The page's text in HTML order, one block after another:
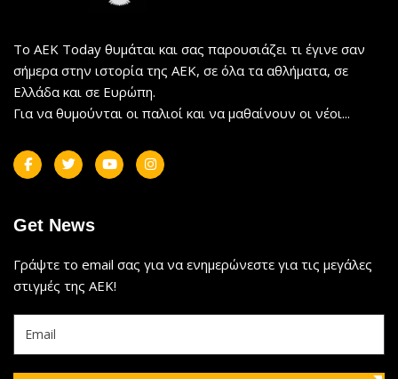
Το AEK Today θυμάται και σας παρουσιάζει τι έγινε σαν
σήμερα στην ιστορία της ΑΕΚ, σε όλα τα αθλήματα, σε
Ελλάδα και σε Ευρώπη.
Για να θυμούνται οι παλιοί και να μαθαίνουν οι νέοι...
Get News
Γράψτε το email σας για να ενημερώνεστε για τις μεγάλες
στιγμές της ΑΕΚ!